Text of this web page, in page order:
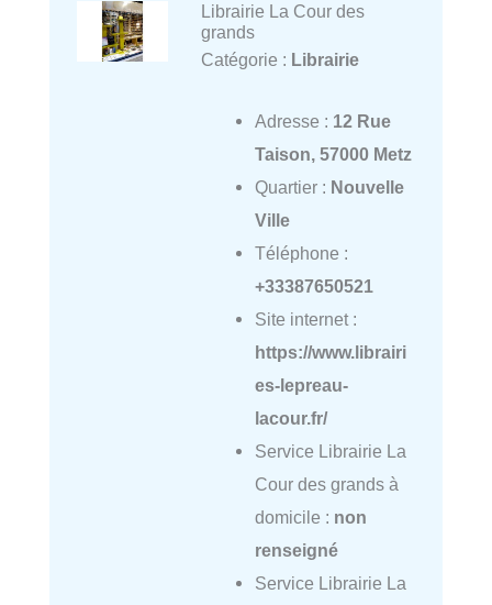
Librairie La Cour des
grands
Catégorie : Librairie
Adresse : 12 Rue
Taison, 57000 Metz
Quartier : Nouvelle
Ville
Téléphone :
+33387650521
Site internet :
https://www.librairi
es-lepreau-
lacour.fr/
Service Librairie La
Cour des grands à
domicile : non
renseigné
Service Librairie La